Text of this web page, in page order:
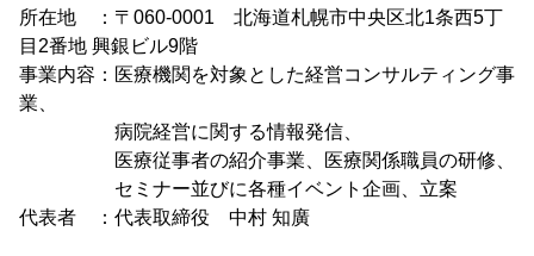
所在地 ：〒060-0001 北海道札幌市中央区北1条西5丁
目2番地 興銀ビル9階
事業内容：医療機関を対象とした経営コンサルティング事
業、
病院経営に関する情報発信、
医療従事者の紹介事業、医療関係職員の研修、
セミナー並びに各種イベント企画、立案
代表者 ：代表取締役 中村 知廣